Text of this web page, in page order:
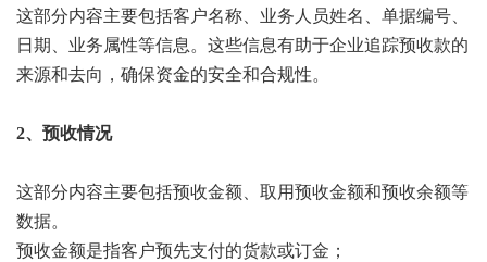
这部分内容主要包括客户名称、业务人员姓名、单据编号、
日期、业务属性等信息。这些信息有助于企业追踪预收款的
来源和去向，确保资金的安全和合规性。
2、预收情况
这部分内容主要包括预收金额、取用预收金额和预收余额等
数据。
预收金额是指客户预先支付的货款或订金；